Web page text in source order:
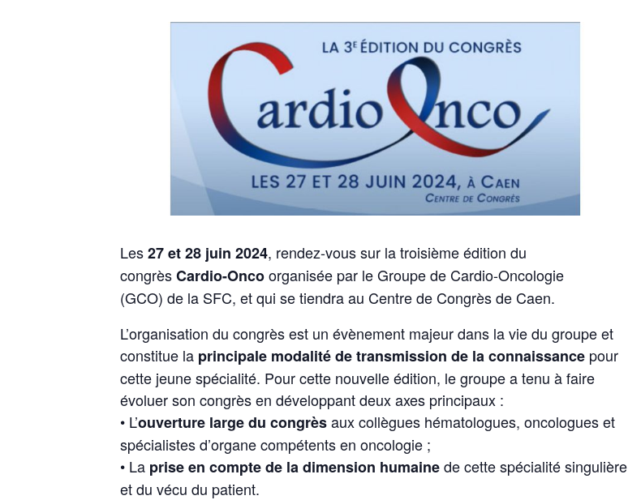
Les27 et 28 juin 2024, rendez-vous sur la troisième édition du
congrèsCardio-Oncoorganisée par le Groupe de Cardio-Oncologie
(GCO) de la SFC, et qui se tiendra au Centre de Congrès de Caen.
L’organisation du congrès est un évènement majeur dans la vie du groupe et
constitue la principale modalité de transmission de la connaissance pour
cette jeune spécialité. Pour cette nouvelle édition, le groupe a tenu à faire
évoluer son congrès en développant deux axes principaux :
• L’ouverture large du congrèsaux collègues hématologues, oncologues et
spécialistes d’organe compétents en oncologie ;
• La prise en compte de la dimension humainede cette spécialité singulière
et du vécu du patient.